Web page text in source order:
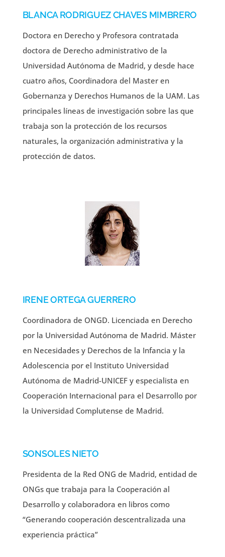
BLANCA RODRIGUEZ CHAVES MIMBRERO
Doctora en Derecho y Profesora contratada
doctora de Derecho administrativo de la
Universidad Autónoma de Madrid, y desde hace
cuatro años, Coordinadora del Master en
Gobernanza y Derechos Humanos de la UAM. Las
principales líneas de investigación sobre las que
trabaja son la protección de los recursos
naturales, la organización administrativa y la
protección de datos.
IRENE ORTEGA GUERRERO
Coordinadora de ONGD. Licenciada en Derecho
por la Universidad Autónoma de Madrid. Máster
en Necesidades y Derechos de la Infancia y la
Adolescencia por el Instituto Universidad
Autónoma de Madrid-UNICEF y especialista en
Cooperación Internacional para el Desarrollo por
la Universidad Complutense de Madrid.
SONSOLES NIETO
Presidenta de la Red ONG de Madrid, entidad de
ONGs que trabaja para la Cooperación al
Desarrollo y colaboradora en libros como
“Generando cooperación descentralizada una
experiencia práctica”